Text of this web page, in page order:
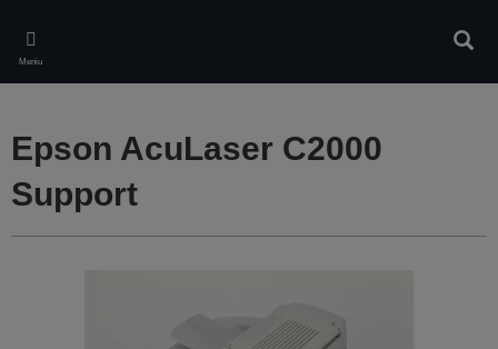
main
content
Meniu
Epson AcuLaser C2000
Support